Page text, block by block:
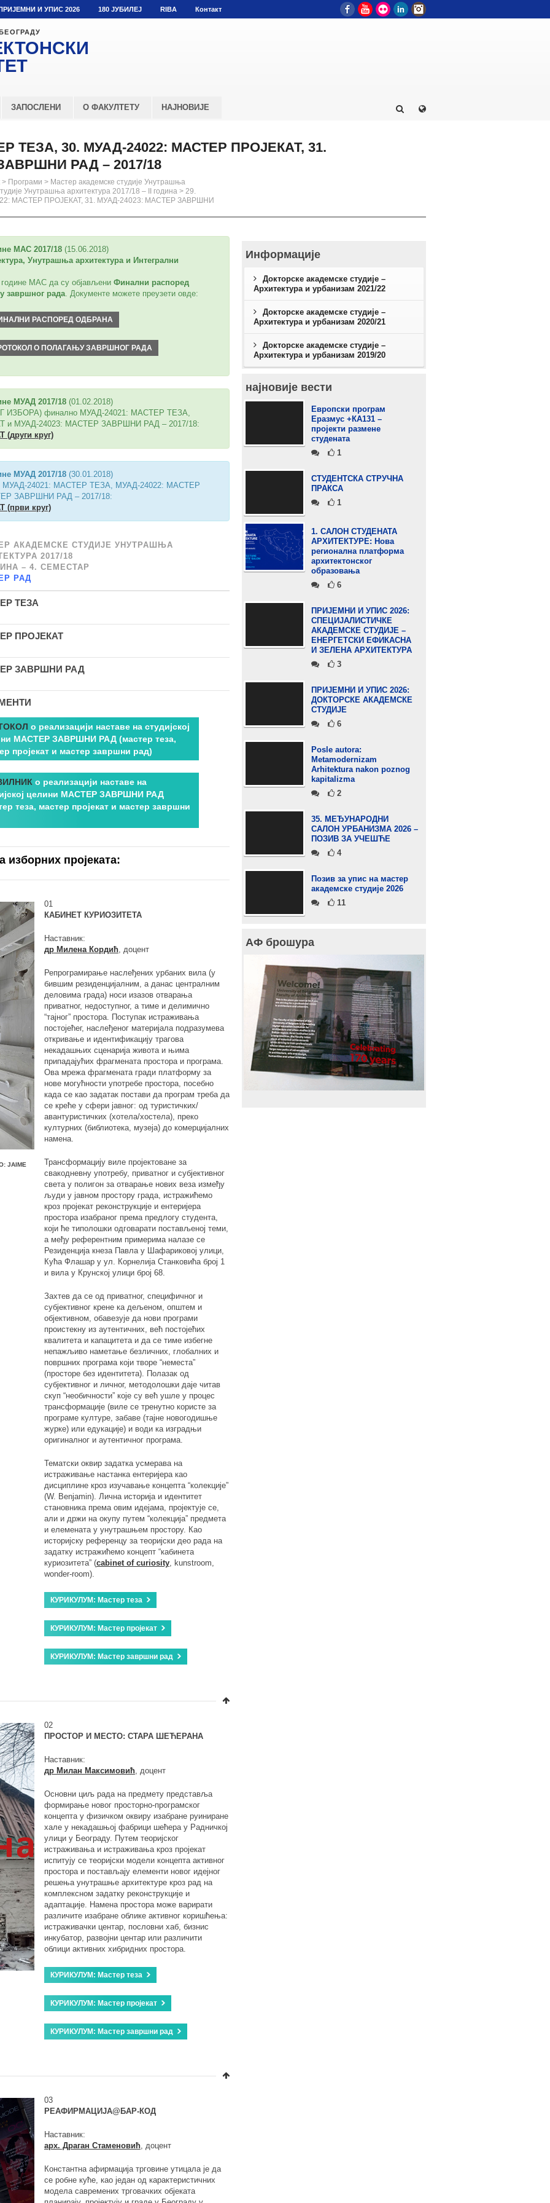
И УПИС 2026 180 ЈУБИЛЕЈ RIBA Контакт FacebookYouTube
Flickr LinkedIn
ЗАПОСЛЕНИ О ФАКУЛТЕТУ НАЈНОВИЈЕ
ТЕЗА, 30. МУАД-24022: МАСТЕР ПРОЈЕКАТ, 31.
РАД – 2017/18
> Програми > Мастер академске студије Унутрашња
Унутрашња архитектура 2017/18 – II година > 29.
МАСТЕР ПРОЈЕКАТ, 31. МУАД-24023: МАСТЕР ЗАВРШНИ
МАС 2017/18 (15.06.2018)
Унутрашња архитектура и Интегрални
године МАС да су објављени Финални распоред
завршног рада. Документe можете преузети овде:
РАСПОРЕД ОДБРАНА
О ПОЛАГАЊУ ЗАВРШНОГ РАДА
МУАД 2017/18 (01.02.2018)
ИЗБОРА) финално МУАД-24021: МАСТЕР ТЕЗА,
и МУАД-24023: МАСТЕР ЗАВРШНИ РАД – 2017/18:
круг)
МУАД 2017/18 (30.01.2018)
МУАД-24021: МАСТЕР ТЕЗА, МУАД-24022: МАСТЕР
ЗАВРШНИ РАД – 2017/18:
(први круг)
АКАДЕМСКЕ СТУДИЈЕ УНУТРАШЊА
2017/18
– 4. СЕМЕСТАР
РАД
ТЕЗА
ПРОЈЕКАТ
ЗАВРШНИ РАД
о реализацији наставе на студијској
МАСТЕР ЗАВРШНИ РАД (мастер теза,
пројекат и мастер завршни рад)
о реализацији наставе на
целини МАСТЕР ЗАВРШНИ РАД
теза, мастер пројекат и мастер завршни
изборних пројеката:
JAIME
01
КАБИНЕТ КУРИОЗИТЕТА
Наставник:
др Милена Кордић, доцент
Репрограмирање наслеђених урбаних вила (у
бившим резиденцијалним, а данас централним
деловима града) носи изазов отварања
приватног, недоступног, а тиме и делимично
“тајног” простора. Поступак истраживања
постојећег, наслеђеног материјала подразумева
откривање и идентификацију трагова
некадашњих сценарија живота и њима
припадајућих фрагмената простора и програма.
Ова мрежа фрагмената гради платформу за
нове могућности употребе простора, посебно
када се као задатак постави да програм треба да
се креће у сфери јавног: од туристичких/
авантуристичких (хотела/хостела), преко
културних (библиотека, музеја) до комерцијалних
намена.
Трансформацију виле пројектоване за
свакодневну употребу, приватног и субјективног
света у полигон за отварање нових веза између
људи у јавном простору града, истражићемо
кроз пројекат реконструкције и ентеријера
простора изабраног према предлогу студента,
који ће типолошки одговарати постављеној теми,
а међу референтним примерима налазе се
Резиденција кнеза Павла у Шафариковој улици,
Кућа Флашар у ул. Корнелија Станковића број 1
и вила у Крунској улици број 68.
Захтев да се од приватног, специфичног и
субјективног крене ка дељеном, општем и
објективном, обавезује да нови програми
проистекну из аутентичних, већ постојећих
квалитета и капацитета и да се тиме избегне
непажљиво наметање безличних, глобалних и
површних програма који творе “неместа”
(просторе без идентитета). Полазак од
субјективног и личног, методолошки даје читав
скуп “необичности” које су већ ушле у процес
трансформације (виле се тренутно користе за
програме културе, забаве (тајне новогодишње
журке) или едукације) и води ка изградњи
оригиналног и аутентичног програма.
Тематски оквир задатка усмерава на
истраживање настанка ентеријера као
дисциплине кроз изучавање концепта “колекције”
(W. Benjamin). Лична историја и идентитет
становника према овим идејама, пројектује се,
али и држи на окупу путем “колекција” предмета
и елемената у унутрашњем простору. Као
историјску референцу за теоријски део рада на
задатку истражићемо концепт “кабинета
куриозитета” (cabinet of curiosity, kunstroom,
wonder-room).
КУРИКУЛУМ: Мастер теза
КУРИКУЛУМ: Мастер пројекат
КУРИКУЛУМ: Мастер завршни рад
02
ПРОСТОР И МЕСТО: СТАРА ШЕЋЕРАНА
Наставник:
др Милан Максимовић, доцент
Основни циљ рада на предмету представља
формирање новог просторно-програмског
концепта у физичком оквиру изабране руиниране
хале у некадашњој фабрици шећера у Радничкој
улици у Београду. Путем теоријског
истраживања и истраживања кроз пројекат
испитују се теоријски модели концепта активног
простора и постављају елементи новог идејног
решења унутрашње архитектуре кроз рад на
комплексном задатку реконструкције и
адаптације. Намена простора може варирати
различите изабране облике активног коришћења:
истраживачки центар, пословни хаб, бизнис
инкубатор, развојни центар или различити
облици активних хибридних простора.
КУРИКУЛУМ: Мастер теза
КУРИКУЛУМ: Мастер пројекат
КУРИКУЛУМ: Мастер завршни рад
03
РЕАФИРМАЦИЈА@БАР-КОД
Наставник:
арх. Драган Стаменовић, доцент
Константна афирмација трговине утицала је да
се робне куће, као један од карактеристичних
модела савремених трговачких објеката
Информације
Докторске академске студије –
Архитектура и урбанизам 2021/22
Докторске академске студије –
Архитектура и урбанизам 2020/21
Докторске академске студије –
Архитектура и урбанизам 2019/20
најновије вести
Европски програм
Еразмус +КА131 –
пројекти размене
студената
1
СТУДЕНТСКА СТРУЧНА
ПРАКСА
1
1. САЛОН СТУДЕНАТА
АРХИТЕКТУРЕ: Нова
регионална платформа
архитектонског
образовања
6
ПРИЈЕМНИ И УПИС 2026:
СПЕЦИЈАЛИСТИЧКЕ
АКАДЕМСКЕ СТУДИЈЕ –
ЕНЕРГЕТСКИ ЕФИКАСНА
И ЗЕЛЕНА АРХИТЕКТУРА
3
ПРИЈЕМНИ И УПИС 2026:
ДОКТОРСКЕ АКАДЕМСКЕ
СТУДИЈЕ
6
Posle autora:
Metamodernizam
Arhitektura nakon poznog
kapitalizma
2
35. МЕЂУНАРОДНИ
САЛОН УРБАНИЗМА 2026 –
ПОЗИВ ЗА УЧЕШЋЕ
4
Позив за упис на мастер
академске студије 2026
11
АФ брошура